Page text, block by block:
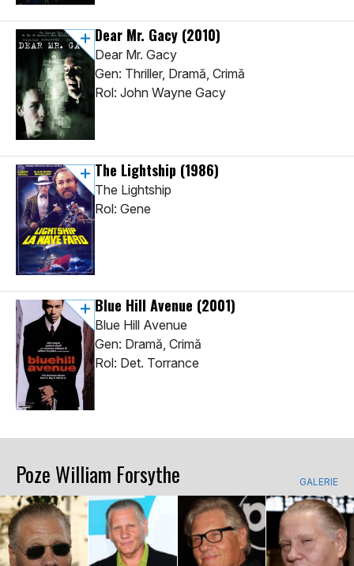
Dear Mr. Gacy (2010)
Dear Mr. Gacy
Gen: Thriller, Dramă, Crimă
Rol: John Wayne Gacy
The Lightship (1986)
The Lightship
Rol: Gene
Blue Hill Avenue (2001)
Blue Hill Avenue
Gen: Dramă, Crimă
Rol: Det. Torrance
Poze William Forsythe GALERIE